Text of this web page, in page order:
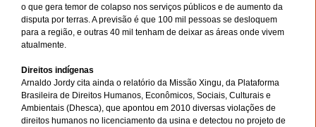
o que gera temor de colapso nos serviços públicos e de aumento da
disputa por terras. A previsão é que 100 mil pessoas se desloquem
para a região, e outras 40 mil tenham de deixar as áreas onde vivem
atualmente.
Direitos indígenas
Arnaldo Jordy cita ainda o relatório da Missão Xingu, da Plataforma
Brasileira de Direitos Humanos, Econômicos, Sociais, Culturais e
Ambientais (Dhesca), que apontou em 2010 diversas violações de
direitos humanos no licenciamento da usina e detectou no projeto de